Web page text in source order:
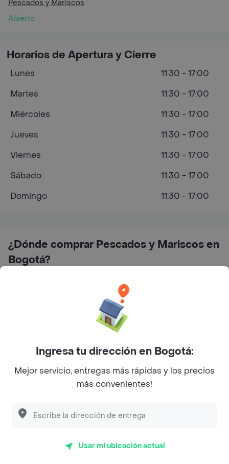
Pescados y Mariscos
Abierto
¿Dónde comprar Pescados y Mariscos en
Bogotá?
Dg. 73g Sur #79a-27, Bogotá, Colombia
Horarios de Apertura y Cierre
Lunes
11:30 - 17:00
Martes
11:30 - 17:00
Miércoles
11:30 - 17:00
Jueves
11:30 - 17:00
Viernes
11:30 - 17:00
Sábado
11:30 - 17:00
Domingo
11:30 - 17:00
Ingresa tu dirección en Bogotá:
Mejor servicio, entregas más rápidas y los precios
más convenientes!
Usar mi ubicación actual